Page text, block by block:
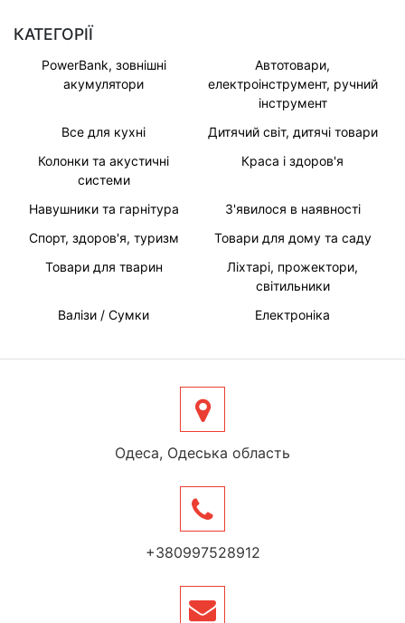
КАТЕГОРІЇ
PowerBank, зовнішні
акумулятори
Автотовари,
електроінструмент, ручний
інструмент
Все для кухні
Дитячий світ, дитячі товари
Колонки та акустичні
системи
Краса і здоров'я
Навушники та гарнітура
З'явилося в наявності
Спорт, здоров'я, туризм
Товари для дому та саду
Товари для тварин
Ліхтарі, прожектори,
світильники
Валізи / Сумки
Електроніка
Одеса, Одеська область
+380997528912